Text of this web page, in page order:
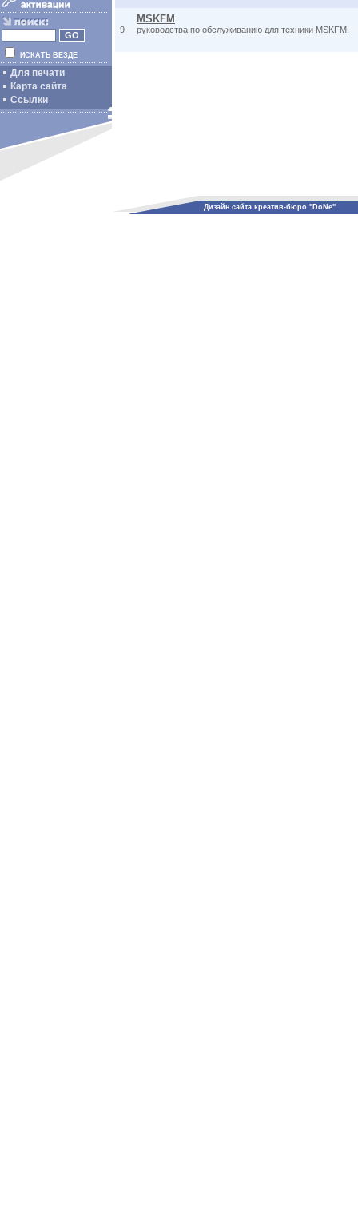
ИСКАТЬ ВЕЗДЕ
Для печати
Карта сайта
Ссылки
9
MSKFM
руководства по обслуживанию для техники MSKFM.
Дизайн сайта креатив-бюро "DoNe"